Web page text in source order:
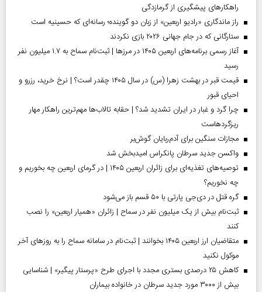
راهکارهای پیشگیری از گرمازدگی
راز ماندگاری «رادیو اربعین» از زبان دو گوینده؛ رسانه‌ای که حسینیه است
ستارگانی که در جام جهانی ۲۰۲۶ بازی نکردند
آغاز رسمی برنامه‌های اربعین ۱۴۰۵ در مرز‌ها | ثبت‌نام سماح به ۱.۷ میلیون نفر
رسید
قیمت قبر در بهشت زهرا (س) در سال ۱۴۰۵ چقدر است؟ | نرخ خرید، رزرو و
احیای قبور
چرا گرد و غبار در ایران تشدید شد؟ | حقابه تالاب‌ها مهم‌ترین راهکار مهار
ریزگردهاست
مجازات سنگین برای آدم‌ربایان گوش‌بر
واکسن جدید سرطان پانکراس امیدبخش شد
توصیه‌های تغذیه‌ای برای زائران اربعین ۱۴۰۵ | در گرمای اربعین چه بخوریم و
چه نخوریم؟
گره قتل در دی‌جی پارتی با ۵۰ قسم باز می‌شود
ثبت‌نام بیش از یک میلیون نفر در سماح | زائران «همیار اربعین» را نصب
کنند
متقاضیان ارز اربعین ۱۴۰۵ بخوانند | ثبت‌نام در سامانه سماح را به روز‌های آخر
موکول نکنید
کاهش ۲۵ درصدی بستری مجدد با اجرای طرح «پرستار پیگیر» | شناسایی
بیش از ۳۰۰۰ مورد جدید سرطان در خانواده بیماران